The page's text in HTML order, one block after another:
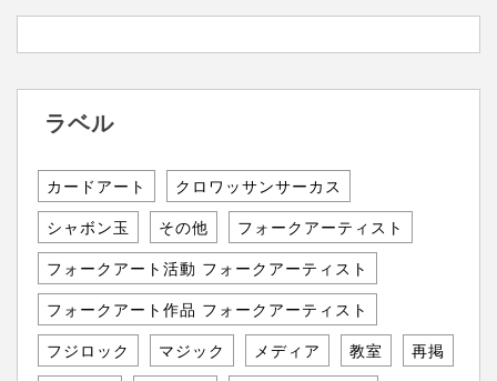
ラベル
カードアート クロワッサンサーカス
シャボン玉 その他 フォークアーティスト
フォークアート活動 フォークアーティスト
フォークアート作品 フォークアーティスト
フジロック マジック メディア 教室 再掲